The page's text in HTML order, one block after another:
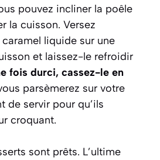
pouvez incliner la poêle
la cuisson. Versez
liquide sur une
et laissez-le refroidir
fois durci, cassez-le en
parsèmerez sur votre
de servir pour qu’ils
croquant.
sont prêts. L’ultime